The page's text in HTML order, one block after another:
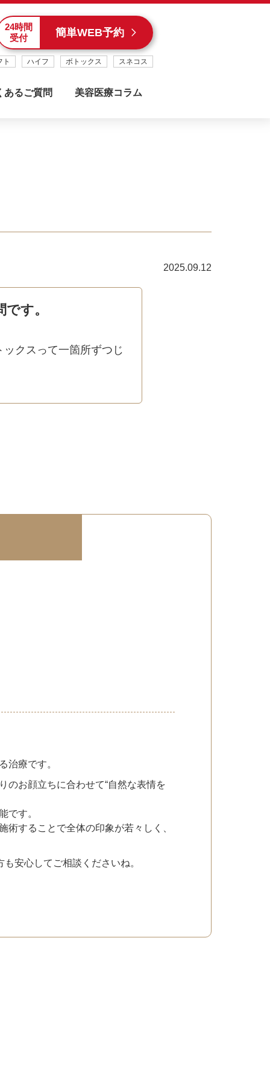
24時間
受付
簡単WEB予約
ト ハイフ ボトックス スネコス
心斎橋駅から徒歩1分
あるご質問 美容医療コラム
2025.09.12
す。
クスって一箇所ずつじ
治療です。
のお顔立ちに合わせて“自然な表情を
です。
することで全体の印象が若々しく、
安心してご相談くださいね。